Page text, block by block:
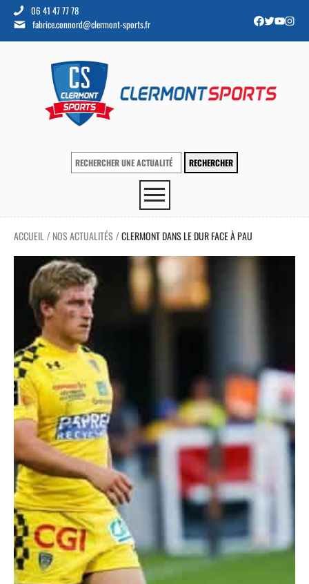
06 41 47 77 78
fabrice.connord@clermont-sports.fr
ACCUEIL / NOS ACTUALITÉS /CLERMONT DANS LE DUR FACE À PAU